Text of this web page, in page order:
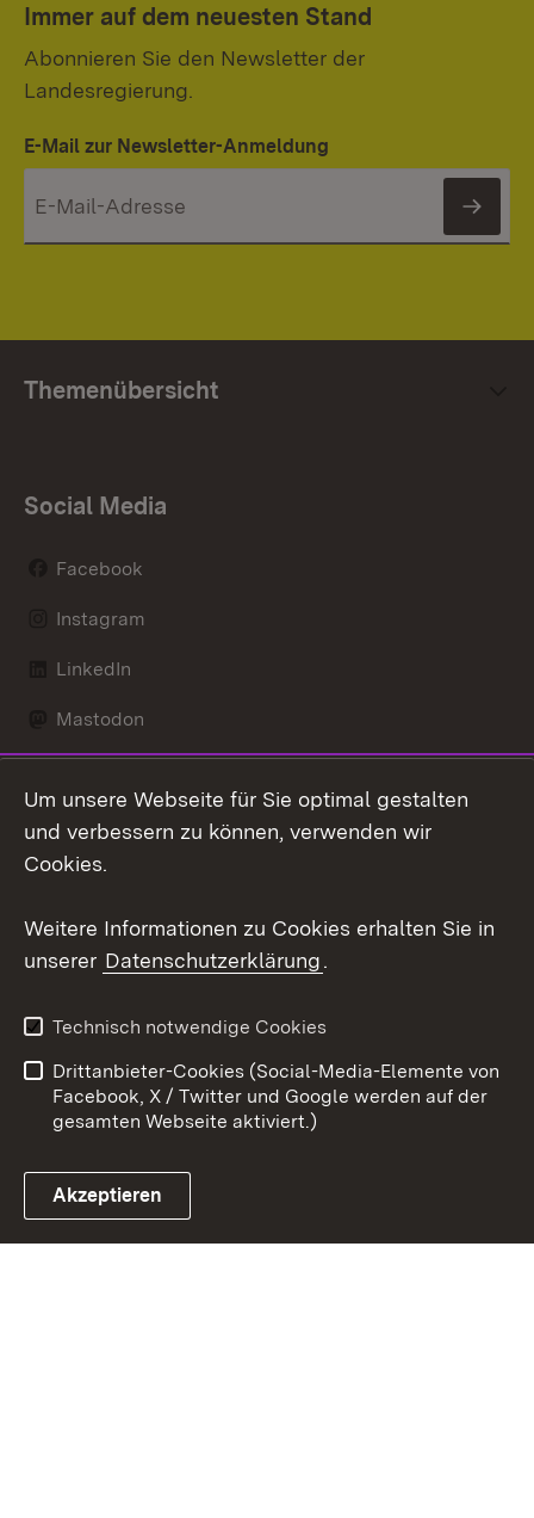
Immer auf dem neuesten Stand
Abonnieren Sie den Newsletter der
Landesregierung.
E-Mail zur Newsletter-Anmeldung
Themenübersicht
Social Media
Facebook
Instagram
LinkedIn
Mastodon
X / Twitter
Youtube
Link zum Landesportal
Kontakt
Datenschutz
Barrierefreiheit
Impressum Cookies
Um unsere Webseite für Sie optimal gestalten
und verbessern zu können, verwenden wir
Cookies.
Weitere Informationen zu Cookies erhalten Sie in
unserer Datenschutzerklärung.
Technisch notwendige Cookies
Drittanbieter-Cookies (Social-Media-Elemente von
Facebook, X / Twitter und Google werden auf der
gesamten Webseite aktiviert.)
Akzeptieren